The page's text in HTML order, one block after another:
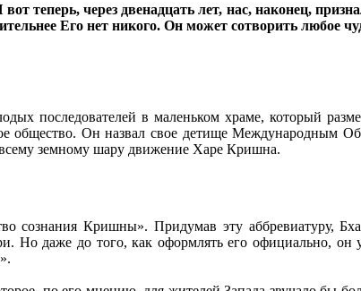
теперь, через двенадцать лет, нас, наконец,
Его нет никого. Он может сотворить любое
последователей в маленьком храме, который
общество. Он назвал свое детище
земному шару движение Харе Кришна.
Кришны». Придумав эту аббревиатуру,
Но даже до того, как оформлять его официально,